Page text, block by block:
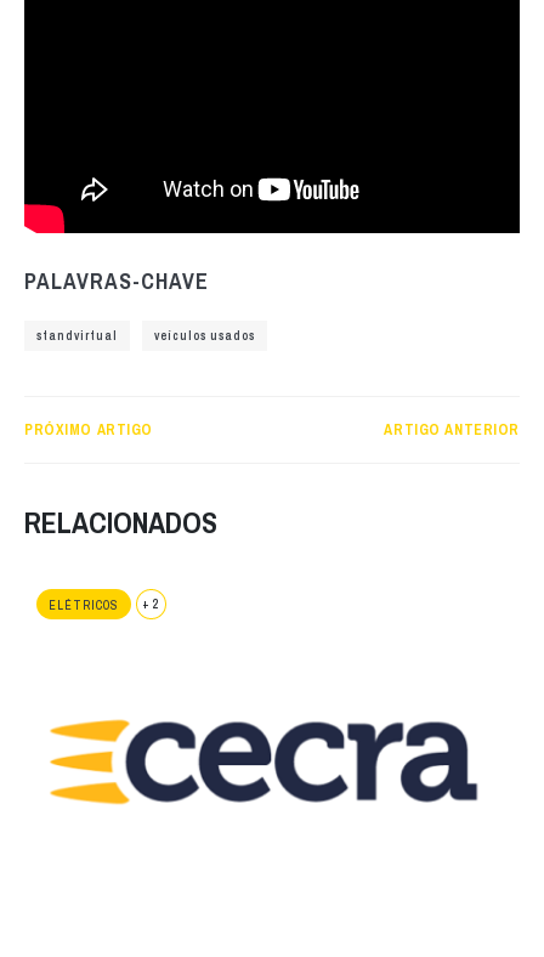
PALAVRAS-CHAVE
standvirtual veículos usados
PRÓXIMO ARTIGO ARTIGO ANTERIOR
RELACIONADOS
ELÉTRICOS + 2